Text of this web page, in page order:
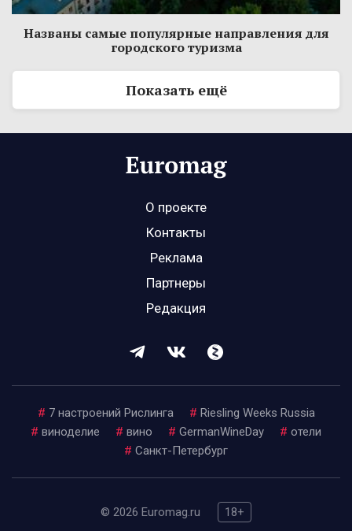
Названы самые популярные направления для
городского туризма
Показать ещё
О проекте
Контакты
Реклама
Партнеры
Редакция
# 7 настроений Рислинга # Riesling Weeks Russia
# виноделие # вино # GermanWineDay # отели
# Санкт-Петербург
© 2026 Euromag.ru 18+